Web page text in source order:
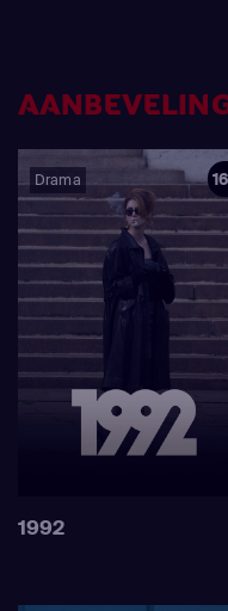
Drama
1992